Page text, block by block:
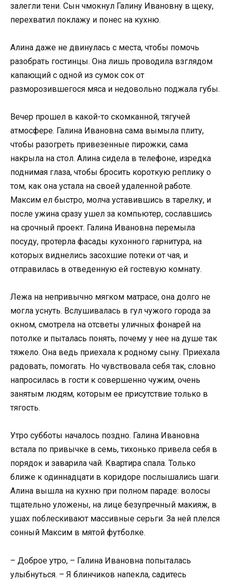
залегли тени. Сын чмокнул Галину Ивановну в щеку,
перехватил поклажу и понес на кухню.
Алина даже не двинулась с места, чтобы помочь
разобрать гостинцы. Она лишь проводила взглядом
капающий с одной из сумок сок от
разморозившегося мяса и недовольно поджала губы.
Вечер прошел в какой-то скомканной, тягучей
атмосфере. Галина Ивановна сама вымыла плиту,
чтобы разогреть привезенные пирожки, сама
накрыла на стол. Алина сидела в телефоне, изредка
поднимая глаза, чтобы бросить короткую реплику о
том, как она устала на своей удаленной работе.
Максим ел быстро, молча уставившись в тарелку, и
после ужина сразу ушел за компьютер, сославшись
на срочный проект. Галина Ивановна перемыла
посуду, протерла фасады кухонного гарнитура, на
которых виднелись засохшие потеки от чая, и
отправилась в отведенную ей гостевую комнату.
Лежа на непривычно мягком матрасе, она долго не
могла уснуть. Вслушивалась в гул чужого города за
окном, смотрела на отсветы уличных фонарей на
потолке и пыталась понять, почему у нее на душе так
тяжело. Она ведь приехала к родному сыну. Приехала
радовать, помогать. Но чувствовала себя так, словно
напросилась в гости к совершенно чужим, очень
занятым людям, которым ее присутствие только в
тягость.
Утро субботы началось поздно. Галина Ивановна
встала по привычке в семь, тихонько привела себя в
порядок и заварила чай. Квартира спала. Только
ближе к одиннадцати в коридоре послышались шаги.
Алина вышла на кухню при полном параде: волосы
тщательно уложены, на лице безупречный макияж, в
ушах поблескивают массивные серьги. За ней плелся
сонный Максим в мятой футболке.
– Доброе утро, – Галина Ивановна попыталась
улыбнуться. – Я блинчиков напекла, садитесь